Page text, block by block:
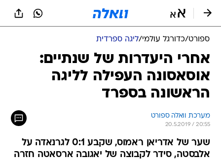
ספורט/כדורגל עולמי/ליגה ספרדית
אחרי היעדרות של שנתיים:
אוסאסונה העפילה לליגה
הראשונה בספרד
מערכת וואלה ספורט
20.5.2019 / 20:55
שער של אדריאן ראמוס, שקבע 0:1 לגרנאדה על
אלבסטה, סידר לקבוצה של יאגובה ארסאטה חזרה